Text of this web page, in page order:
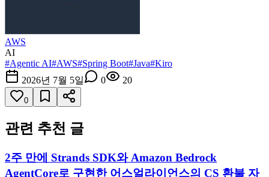
AWS
AI
#Agentic AI#AWS#Spring Boot#Java#Kiro
2026년 7월 5일
0 20
0
관련 추천 글
2주 만에 Strands SDK와 Amazon Bedrock
AgentCore로 구현한 어스얼라이언스의 CS 환불 자